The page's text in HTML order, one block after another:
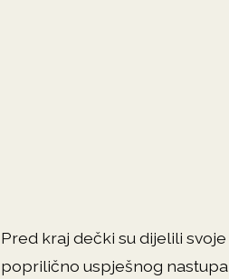
Pred kraj dečki su dijelili
poprilično uspješnog